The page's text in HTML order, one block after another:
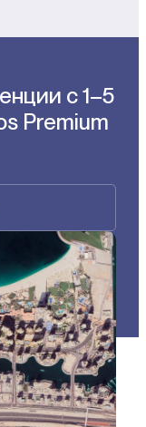
с 1–5
Premium